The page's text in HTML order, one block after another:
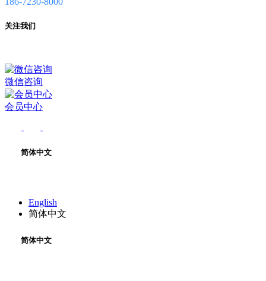
关注我们
微信咨询
会员中心
简体中文
English
简体中文
简体中文